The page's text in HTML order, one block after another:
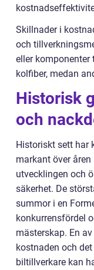
Skillnader i
och
eller komponenter
kolfiber, medan
Historisk
och
Historiskt sett har
markant över
utvecklingen och
säkerhet. De
summor i en
konkurrensfördel
mästerskap. En
kostnaden och
biltillverkare kan